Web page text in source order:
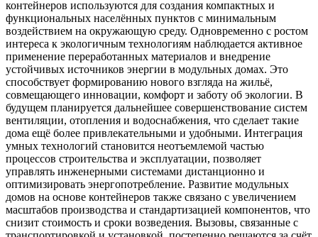
контейнеров используются для создания компактных и
функциональных населённых пунктов с минимальным
воздействием на окружающую среду. Одновременно с ростом
интереса к экологичным технологиям наблюдается активное
применение переработанных материалов и внедрение
устойчивых источников энергии в модульных домах. Это
способствует формированию нового взгляда на жильё,
совмещающего инновации, комфорт и заботу об экологии. В
будущем планируется дальнейшее совершенствование систем
вентиляции, отопления и водоснабжения, что сделает такие
дома ещё более привлекательными и удобными. Интеграция
умных технологий становится неотъемлемой частью
процессов строительства и эксплуатации, позволяет
управлять инженерными системами дистанционно и
оптимизировать энергопотребление. Развитие модульных
домов на основе контейнеров также связано с увеличением
масштабов производства и стандартизацией компонентов, что
снизит стоимость и сроки возведения. Вызовы, связанные с